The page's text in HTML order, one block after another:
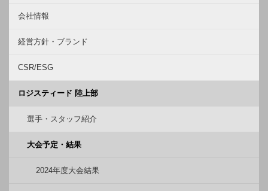
会社情報
経営方針・ブランド
CSR/ESG
ロジスティード 陸上部
選手・スタッフ紹介
大会予定・結果
2024年度大会結果